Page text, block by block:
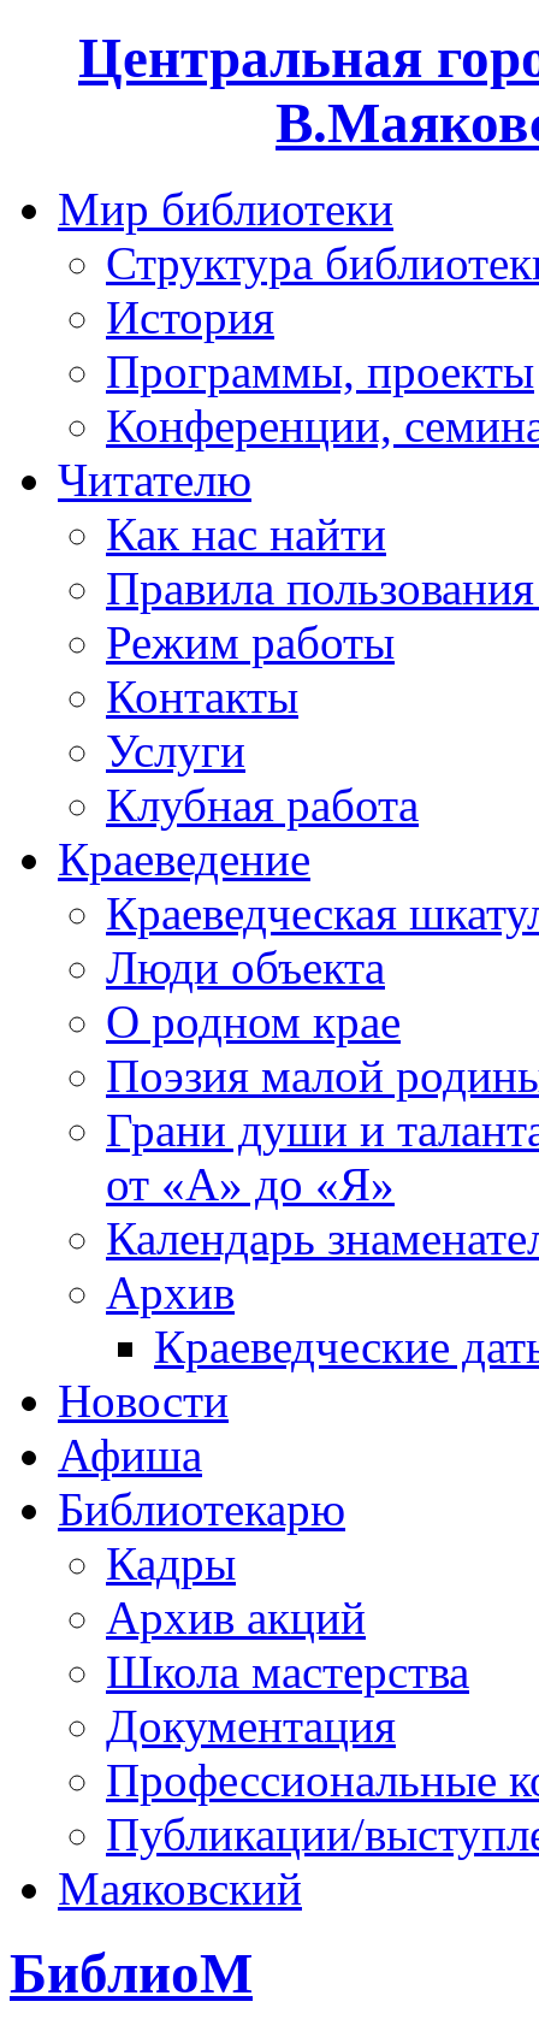
Центральная
Мир библиотеки
Структура
История
Программы, проекты
Конференции,
Читателю
Как нас найти
Правила
Режим работы
Контакты
Услуги
Клубная работа
Краеведение
Краеведческая
Люди объекта
О родном крае
Поэзия малой
Грани души и
от «А» до «Я»
Календарь
Архив
Краеведческие
Новости
Афиша
Библиотекарю
Кадры
Архив акций
Школа мастерства
Документация
Профессиональные
Публикации/
Маяковский
БиблиоМ